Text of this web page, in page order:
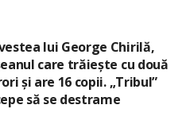
lui George Chirilă,
care trăiește cu două
și are 16 copii. „Tribul”
să se destrame